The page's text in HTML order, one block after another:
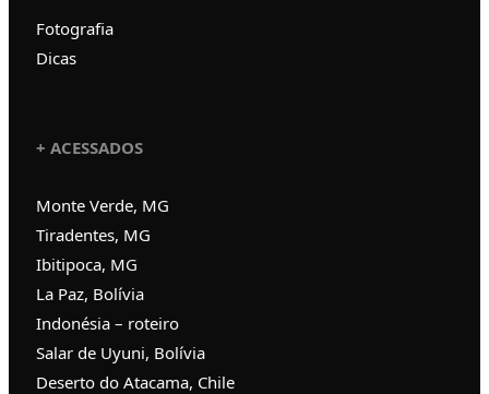
Fotografia
Dicas
+ ACESSADOS
Monte Verde, MG
Tiradentes, MG
Ibitipoca, MG
La Paz, Bolívia
Indonésia – roteiro
Salar de Uyuni, Bolívia
Deserto do Atacama, Chile